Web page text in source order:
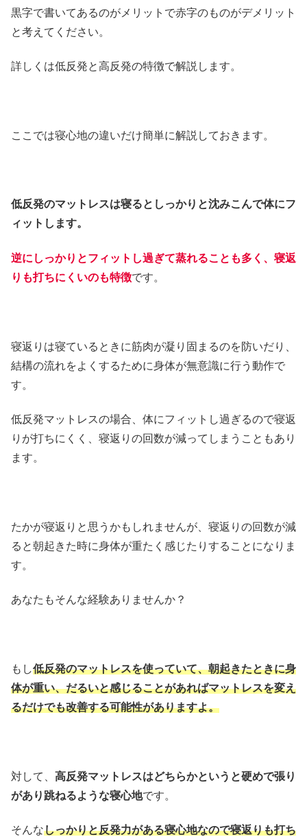
黒字で書いてあるのがメリットで赤字のものがデメリット
と考えてください。
詳しくは低反発と高反発の特徴で解説します。
ここでは寝心地の違いだけ簡単に解説しておきます。
低反発のマットレスは寝るとしっかりと沈みこんで体にフ
ィットします。
逆にしっかりとフィットし過ぎて蒸れることも多く、寝返
りも打ちにくいのも特徴です。
寝返りは寝ているときに筋肉が凝り固まるのを防いだり、
結構の流れをよくするために身体が無意識に行う動作で
す。
低反発マットレスの場合、体にフィットし過ぎるので寝返
りが打ちにくく、寝返りの回数が減ってしまうこともあり
ます。
たかが寝返りと思うかもしれませんが、寝返りの回数が減
ると朝起きた時に身体が重たく感じたりすることになりま
す。
あなたもそんな経験ありませんか？
もし低反発のマットレスを使っていて、朝起きたときに身
体が重い、だるいと感じることがあればマットレスを変え
るだけでも改善する可能性がありますよ。
対して、 高反発マットレスはどちらかというと硬めで張り
があり跳ねるような寝心地です。
そんなしっかりと反発力がある寝心地なので寝返りも打ち